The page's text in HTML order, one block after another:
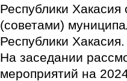
Республики
(советами)
Республики Хакасия.
На заседании
мероприятий на